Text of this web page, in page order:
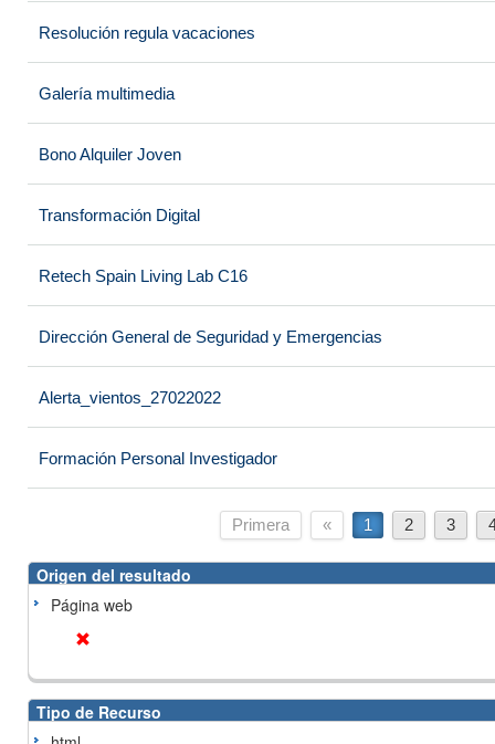
Resolución regula vacaciones
Galería multimedia
Bono Alquiler Joven
Transformación Digital
Retech Spain Living Lab C16
Dirección General de Seguridad y Emergencias
Alerta_vientos_27022022
Formación Personal Investigador
Primera « 1 2 3
Origen del resultado
Página web
Tipo de Recurso